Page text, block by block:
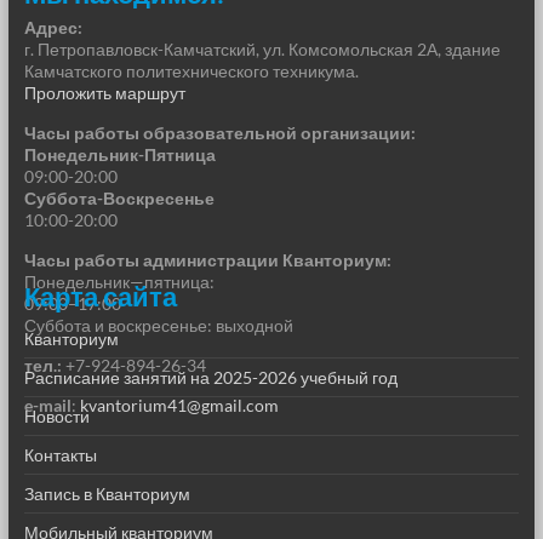
Адрес:
г. Петропавловск-Камчатский, ул. Комсомольская 2А, здание
Камчатского политехнического техникума.
Проложить маршрут
Часы работы образовательной организации:
Понедельник-Пятница
09:00-20:00
Суббота-Воскресенье
10:00-20:00
Часы работы администрации Кванториум:
Понедельник—пятница:
09:00–17:00
Суббота и воскресенье: выходной
тел.: +7-924-894-26-34
e-mail: kvantorium41@gmail.com
Карта сайта
Кванториум
Расписание занятий на 2025-2026 учебный год
Новости
Контакты
Запись в Кванториум
Мобильный кванториум